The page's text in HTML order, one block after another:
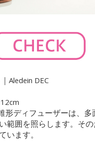
Aledein DEC
形ディフューザーは、
範囲を照らします。そ
います。